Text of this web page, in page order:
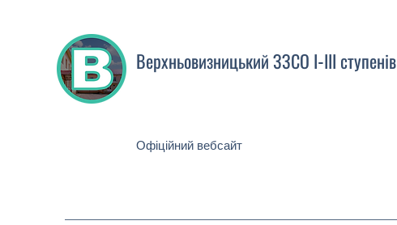
Верхньовизницький ЗЗСО І-ІІІ ступенів
Офіційний вебсайт